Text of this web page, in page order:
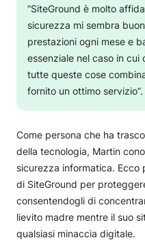
“SiteGround è molto
sicurezza mi sembra
prestazioni ogni mese e
essenziale nel caso in
tutte queste cose
fornito un ottimo servizio”.
Come persona che ha
della tecnologia, Martin
sicurezza informatica. Ecco
di SiteGround per
consentendogli di
lievito madre mentre il suo
qualsiasi minaccia digitale.